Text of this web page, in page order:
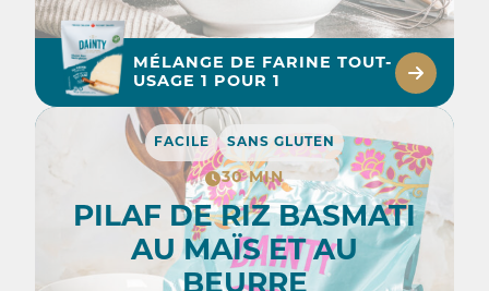
MÉLANGE DE FARINE TOUT-
USAGE 1 POUR 1
FACILE SANS GLUTEN
30 MIN
PILAF DE RIZ BASMATI
AU MAÏS ET AU